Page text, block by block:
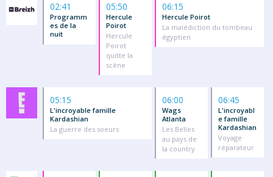
02:41
Programm
es de la
nuit
05:50
Hercule
Poirot
Hercule
Poirot
quitte la
scène
06:15
Hercule Poirot
La malédiction du tombeau
égyptien
05:15
L'incroyable famille
Kardashian
La guerre des soeurs
06:00
Wags
Atlanta
Les Belles
au pays de
la country
06:45
L'incroyabl
e famille
Kardashian
Voyage
réparateur